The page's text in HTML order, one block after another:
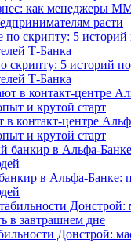
как менеджеры
расти
скрипту: 5 историй
Т-Банка
в контакт-центре
и крутой старт
в Альфа-Банке:
Донстрой: